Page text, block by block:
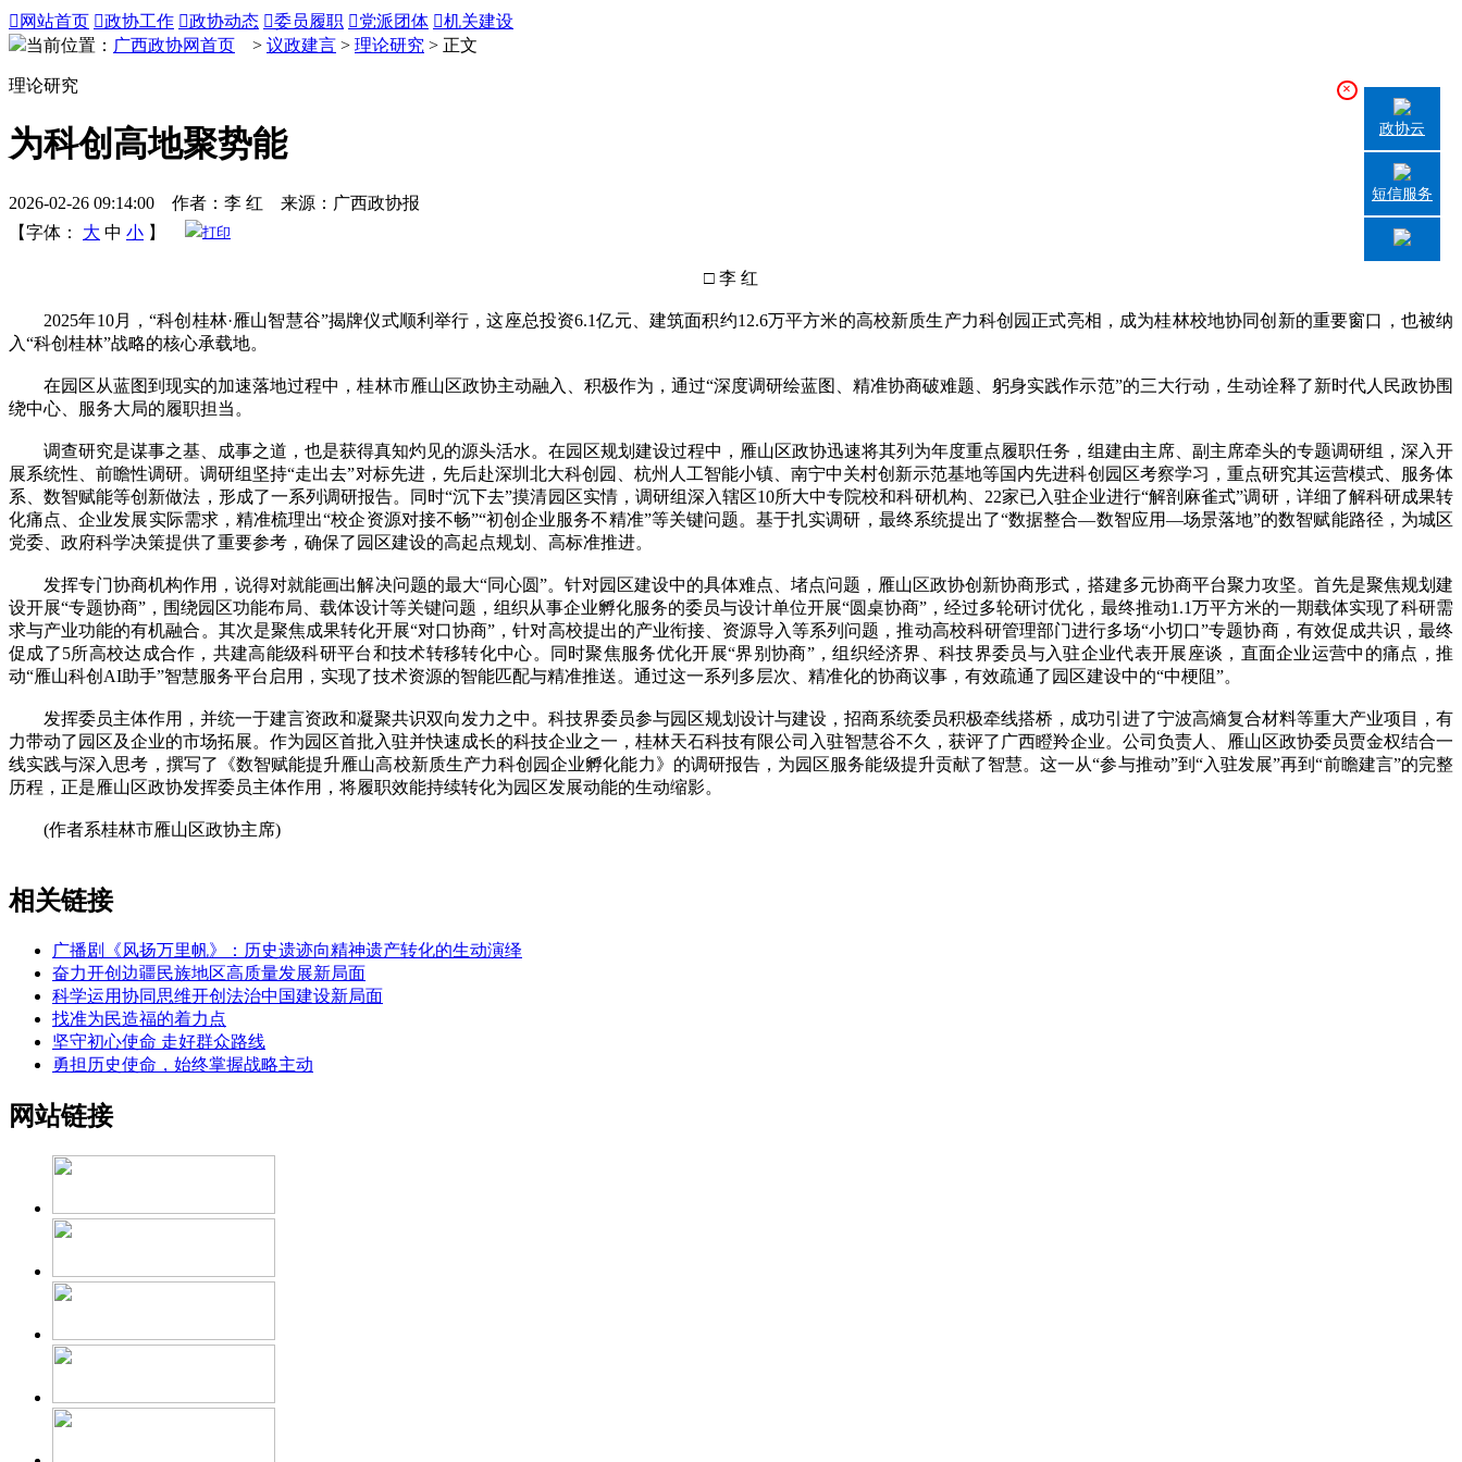
 网站首页 政协工作 政协动态 委员履职 党派团体 机关建设
当前位置： 广西政协网首页 > 议政建言 > 理论研究 > 正文
理论研究
为科创高地聚势能
2026-02-26 09:14:00 作者：李 红 来源：广西政协报
【字体：
大 中 小 】 打印
□ 李 红
2025年10月，“科创桂林·雁山智慧谷”揭牌仪式顺利举行，这座总投资6.1亿元、建筑面积约12.6万平方米的高校新质生产力科创园正式亮相，成为桂林校地协同创新的重要窗口，也被纳
入“科创桂林”战略的核心承载地。
在园区从蓝图到现实的加速落地过程中，桂林市雁山区政协主动融入、积极作为，通过“深度调研绘蓝图、精准协商破难题、躬身实践作示范”的三大行动，生动诠释了新时代人民政协围
绕中心、服务大局的履职担当。
调查研究是谋事之基、成事之道，也是获得真知灼见的源头活水。在园区规划建设过程中，雁山区政协迅速将其列为年度重点履职任务，组建由主席、副主席牵头的专题调研组，深入开
展系统性、前瞻性调研。调研组坚持“走出去”对标先进，先后赴深圳北大科创园、杭州人工智能小镇、南宁中关村创新示范基地等国内先进科创园区考察学习，重点研究其运营模式、服务体
系、数智赋能等创新做法，形成了一系列调研报告。同时“沉下去”摸清园区实情，调研组深入辖区10所大中专院校和科研机构、22家已入驻企业进行“解剖麻雀式”调研，详细了解科研成果转
化痛点、企业发展实际需求，精准梳理出“校企资源对接不畅”“初创企业服务不精准”等关键问题。基于扎实调研，最终系统提出了“数据整合—数智应用—场景落地”的数智赋能路径，为城区
党委、政府科学决策提供了重要参考，确保了园区建设的高起点规划、高标准推进。
发挥专门协商机构作用，说得对就能画出解决问题的最大“同心圆”。针对园区建设中的具体难点、堵点问题，雁山区政协创新协商形式，搭建多元协商平台聚力攻坚。首先是聚焦规划建
设开展“专题协商”，围绕园区功能布局、载体设计等关键问题，组织从事企业孵化服务的委员与设计单位开展“圆桌协商”，经过多轮研讨优化，最终推动1.1万平方米的一期载体实现了科研需
求与产业功能的有机融合。其次是聚焦成果转化开展“对口协商”，针对高校提出的产业衔接、资源导入等系列问题，推动高校科研管理部门进行多场“小切口”专题协商，有效促成共识，最终
促成了5所高校达成合作，共建高能级科研平台和技术转移转化中心。同时聚焦服务优化开展“界别协商”，组织经济界、科技界委员与入驻企业代表开展座谈，直面企业运营中的痛点，推
动“雁山科创AI助手”智慧服务平台启用，实现了技术资源的智能匹配与精准推送。通过这一系列多层次、精准化的协商议事，有效疏通了园区建设中的“中梗阻”。
发挥委员主体作用，并统一于建言资政和凝聚共识双向发力之中。科技界委员参与园区规划设计与建设，招商系统委员积极牵线搭桥，成功引进了宁波高熵复合材料等重大产业项目，有
力带动了园区及企业的市场拓展。作为园区首批入驻并快速成长的科技企业之一，桂林天石科技有限公司入驻智慧谷不久，获评了广西瞪羚企业。公司负责人、雁山区政协委员贾金权结合一
线实践与深入思考，撰写了《数智赋能提升雁山高校新质生产力科创园企业孵化能力》的调研报告，为园区服务能级提升贡献了智慧。这一从“参与推动”到“入驻发展”再到“前瞻建言”的完整
历程，正是雁山区政协发挥委员主体作用，将履职效能持续转化为园区发展动能的生动缩影。
(作者系桂林市雁山区政协主席)
相关链接
广播剧《风扬万里帆》：历史遗迹向精神遗产转化的生动演绎
奋力开创边疆民族地区高质量发展新局面
科学运用协同思维开创法治中国建设新局面
找准为民造福的着力点
坚守初心使命 走好群众路线
勇担历史使命，始终掌握战略主动
网站链接
×
政协云
短信服务